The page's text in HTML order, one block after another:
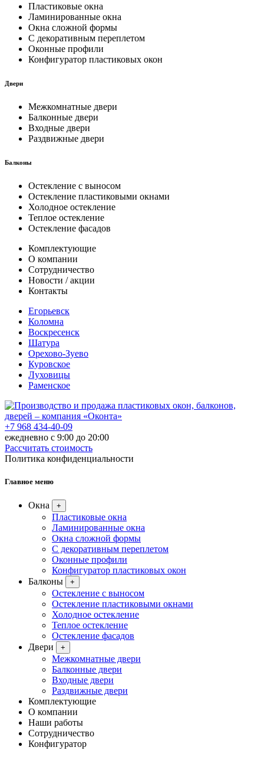
Пластиковые окна
Ламинированные окна
Окна сложной формы
С декоративным переплетом
Оконные профили
Конфигуратор пластиковых окон
Двери
Межкомнатные двери
Балконные двери
Входные двери
Раздвижные двери
Балконы
Остекление с выносом
Остекление пластиковыми окнами
Холодное остекление
Теплое остекление
Остекление фасадов
Комплектующие
О компании
Сотрудничество
Новости / акции
Контакты
Егорьевск
Коломна
Воскресенск
Шатура
Орехово-Зуево
Куровское
Луховицы
Раменское
+7 968 434-40-09
ежедневно с 9:00 до 20:00
Рассчитать стоимость
Политика конфиденциальности
Главное меню
Окна +
Пластиковые окна
Ламинированные окна
Окна сложной формы
С декоративным переплетом
Оконные профили
Конфигуратор пластиковых окон
Балконы
+
Остекление с выносом
Остекление пластиковыми окнами
Холодное остекление
Теплое остекление
Остекление фасадов
Двери
+
Межкомнатные двери
Балконные двери
Входные двери
Раздвижные двери
Комплектующие
О компании
Наши работы
Сотрудничество
Конфигуратор